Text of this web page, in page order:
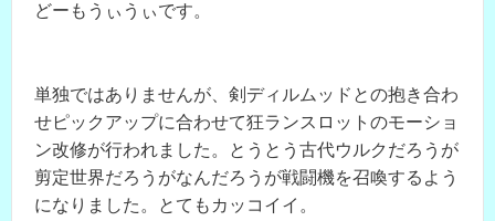
どーもうぃうぃです。
単独ではありませんが、剣ディルムッドとの抱き合わ
せピックアップに合わせて狂ランスロットのモーショ
ン改修が行われました。とうとう古代ウルクだろうが
剪定世界だろうがなんだろうが戦闘機を召喚するよう
になりました。とてもカッコイイ。